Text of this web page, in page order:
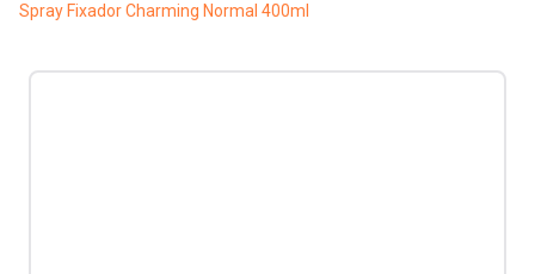
Spray Fixador Charming Normal 400ml